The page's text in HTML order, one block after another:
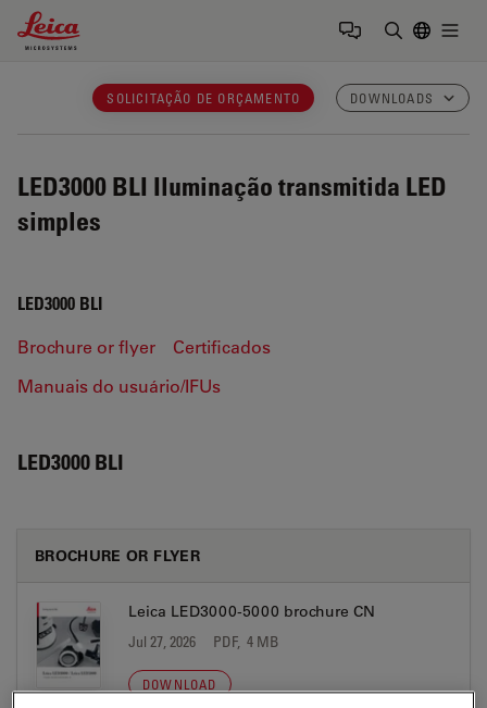
Leica Microsystems Logo
SOLICITAÇÃO DE ORÇAMENTO DOWNLOADS
LED3000 BLI Iluminação transmitida LED
simples
LED3000 BLI
Brochure or flyer
Certificados
Manuais do usuário/IFUs
LED3000 BLI
BROCHURE OR FLYER
Leica LED3000-5000 brochure CN
Jul 27, 2026 PDF, 4 MB
DOWNLOAD